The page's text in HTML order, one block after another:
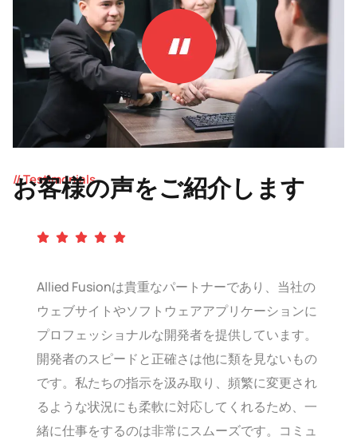
// Testimonials
お客様の声をご紹介します
Allied Fusionは貴重なパートナーであり、当社の
ウェブサイトやソフトウェアアプリケーションに
プロフェッショナルな開発者を提供しています。
開発者のスピードと正確さは他に類を見ないもの
です。私たちの指示を汲み取り、頻繁に変更され
るような状況にも柔軟に対応してくれるため、一
緒に仕事をするのは非常にスムーズです。コミュ